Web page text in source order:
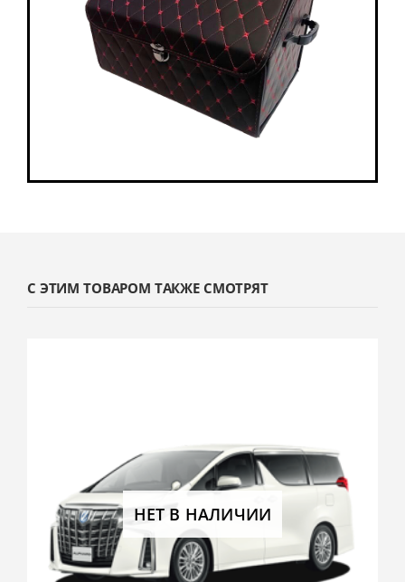
С ЭТИМ ТОВАРОМ ТАКЖЕ СМОТРЯТ
НЕТ В НАЛИЧИИ